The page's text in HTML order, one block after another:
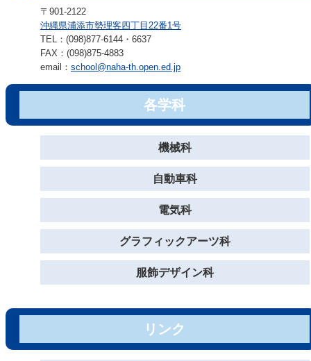
〒901-2122
沖縄県浦添市勢理客四丁目22番1号
TEL：(098)877-6144・6637
FAX：(098)875-4883
email： school@naha-th.open.ed.jp
各学科
機械科
自動車科
電気科
グラフィックアーツ科
服飾デザイン科
リンク